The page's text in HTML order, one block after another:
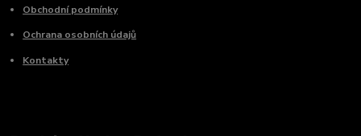
Obchodní podmínky
Ochrana osobních údajů
Kontakty